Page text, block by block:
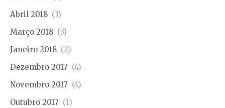
Abril 2018 (3)
Março 2018 (3)
Janeiro 2018 (2)
Dezembro 2017 (4)
Novembro 2017 (4)
Outubro 2017 (1)